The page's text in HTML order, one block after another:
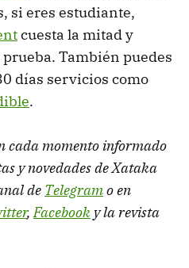
si eres estudiante,
cuesta la mitad y
También puedes
días servicios como
.
cada momento informado
y novedades de Xataka
de Telegramo en
,Facebook y la revista